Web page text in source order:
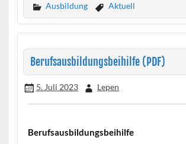
Ausbildung Aktuell
Berufsausbildungsbeihilfe (PDF)
5. Juli 2023 Lepen
Berufsausbildungsbeihilfe•